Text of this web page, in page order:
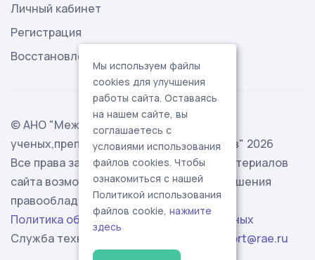
Личный кабинет
Регистрация
Восстановление пароля
© АНО "Международная ассоциация
ученых,преподавателей и специалистов" 2026
Все права защищены. Использование материалов
сайта возможно исключительно с разрешения
правообладателя.
Политика обработки персональных данных
Служба технической поддержки -
support@rae.ru
Мы используем файлы
cookies для улучшения
работы сайта. Оставаясь
на нашем сайте, вы
соглашаетесь с
условиями использования
файлов cookies. Чтобы
ознакомиться с нашей
Политикой использования
файлов cookie, нажмите
здесь